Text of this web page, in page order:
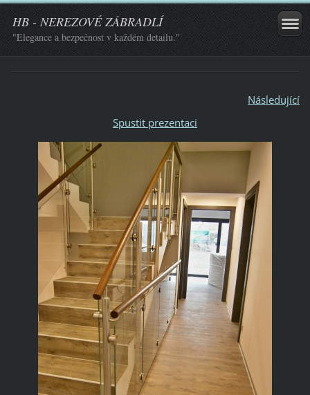
HB - NEREZOVÉ ZÁBRADLÍ
"Elegance a bezpečnost v každém detailu."
Následující
Spustit prezentaci